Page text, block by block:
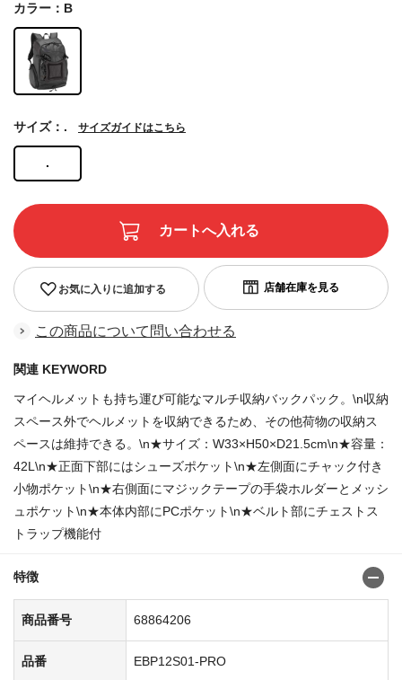
カラー：B
.
サイズ：. サイズガイドはこちら
お気に入りに追加する
この商品について問い合わせる
関連 KEYWORD
マイヘルメットも持ち運び可能なマルチ収納バックパック。\n収納
スペース外でヘルメットを収納できるため、その他荷物の収納ス
ペースは維持できる。\n★サイズ：W33×H50×D21.5cm\n★容量：
42L\n★正面下部にはシューズポケット\n★左側面にチャック付き
小物ポケット\n★右側面にマジックテープの手袋ホルダーとメッシ
ュポケット\n★本体内部にPCポケット\n★ベルト部にチェストス
トラップ機能付
特徴
商品番号 68864206
品番 EBP12S01-PRO